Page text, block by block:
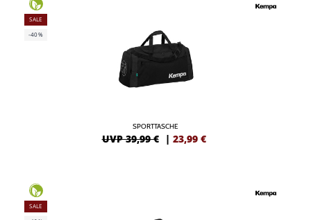
SALE
-40%
SPORTTASCHE
UVP 39,99 € | 23,99 €
SALE